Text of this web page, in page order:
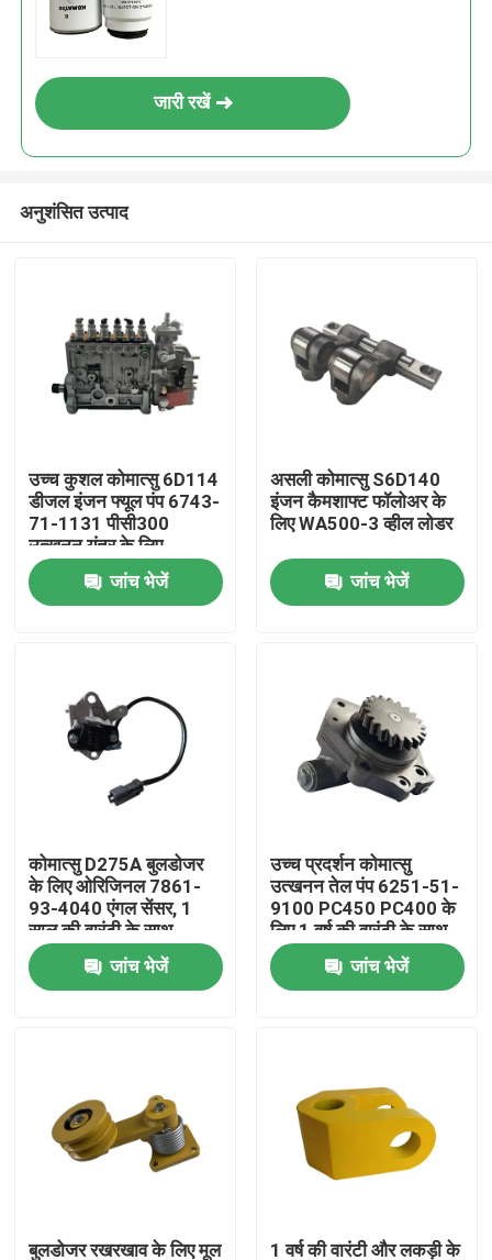
हमारे बारे में
गुणवत्ता नियंत्रण
हमसे संपर्क करें
एक बोली का अनुरोध
Liugong स्पेयर पार्ट्स
कमिंस स्पेयर पार्ट्स
जारी रखें
अनुशंसित उत्पाद
उच्च कुशल कोमात्सु 6D114
डीजल इंजन फ्यूल पंप 6743-
71-1131 पीसी300
उत्खनन यंत्र के लिए
जांच भेजें
असली कोमात्सु S6D140
इंजन कैमशाफ्ट फॉलोअर के
लिए WA500-3 व्हील लोडर
जांच भेजें
कोमात्सु D275A बुलडोजर
के लिए ओरिजिनल 7861-
93-4040 एंगल सेंसर, 1
साल की वारंटी के साथ
जांच भेजें
उच्च प्रदर्शन कोमात्सु
उत्खनन तेल पंप 6251-51-
9100 PC450 PC400 के
लिए 1 वर्ष की वारंटी के साथ
जांच भेजें
बुलडोजर रखरखाव के लिए मूल
1 वर्ष की वारंटी और लकड़ी के